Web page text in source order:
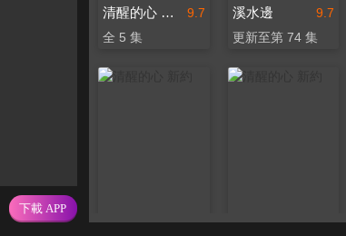
9.7
清醒的心 新約
全 5 集
9.7
溪水邊
更新至第 74 集